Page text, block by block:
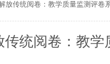
放传统阅卷：教学质量监测评卷
传统阅卷：教